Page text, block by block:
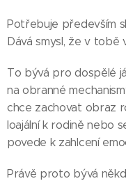
Potřebuje především
Dává smysl, že v tobě
To bývá pro dospělé
na obranné
chce zachovat obraz
loajální k rodině nebo
povede k zahlcení
Právě proto bývá